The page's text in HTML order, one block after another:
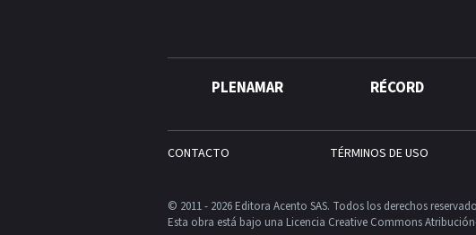
PLENAMAR RÉCORD
CONTACTO TÉRMINOS DE USO
© 2011 - 2026 Editora Acento SAS. Todos los derechos
Esta obra está bajo una Licencia Creative Commons